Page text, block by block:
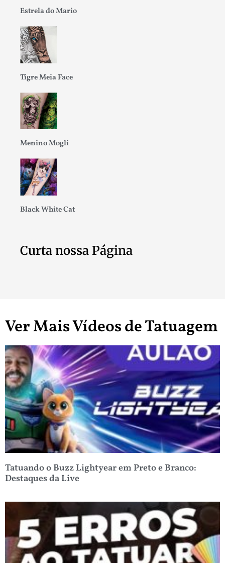
Estrela do Mario
Tigre Meia Face
Menino Mogli
Black White Cat
Curta nossa Página
Ver Mais Vídeos de Tatuagem
Tatuando o Buzz Lightyear em Preto e Branco:
Destaques da Live